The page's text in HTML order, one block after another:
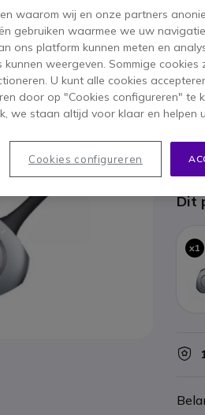
7
Dit
x1
waarom wij en onze partners
gebruiken waarmee we uw
ons platform kunnen meten en
kunnen weergeven. Sommige
U kunt alle cookies
door op "Cookies configureren" te
we staan altijd voor klaar en helpen
Cookies configureren